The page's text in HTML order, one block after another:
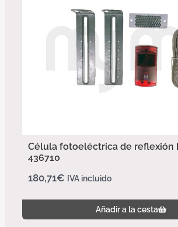
Célula fotoeléctrica de reflexión
436710
180,71€ IVA incluido
Añadir a la cesta